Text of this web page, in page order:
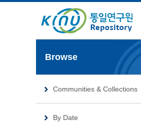
Browse
Communities & Collections
By Date